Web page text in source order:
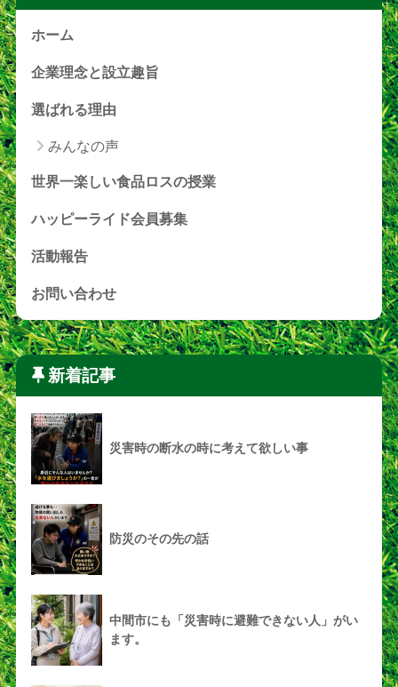
ホーム
企業理念と設立趣旨
選ばれる理由
みんなの声
世界一楽しい食品ロスの授業
ハッピーライド会員募集
活動報告
お問い合わせ
新着記事
災害時の断水の時に考えて欲しい事
防災のその先の話
中間市にも「災害時に避難できない人」がい
ます。